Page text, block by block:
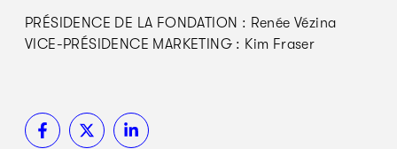
PRÉSIDENCE DE LA FONDATION : Renée Vézina
VICE-PRÉSIDENCE MARKETING : Kim Fraser